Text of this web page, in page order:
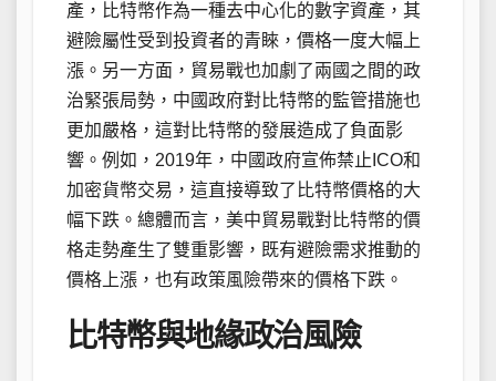
產，比特幣作為一種去中心化的數字資產，其
避險屬性受到投資者的青睞，價格一度大幅上
漲。另一方面，貿易戰也加劇了兩國之間的政
治緊張局勢，中國政府對比特幣的監管措施也
更加嚴格，這對比特幣的發展造成了負面影
響。例如，2019年，中國政府宣佈禁止ICO和
加密貨幣交易，這直接導致了比特幣價格的大
幅下跌。總體而言，美中貿易戰對比特幣的價
格走勢產生了雙重影響，既有避險需求推動的
價格上漲，也有政策風險帶來的價格下跌。
比特幣與地緣政治風險